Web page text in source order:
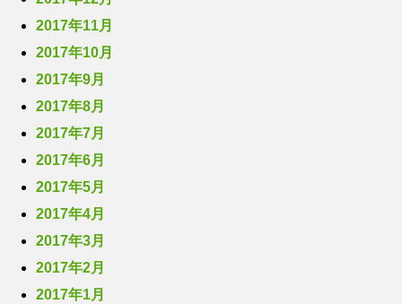
2017年11月
2017年10月
2017年9月
2017年8月
2017年7月
2017年6月
2017年5月
2017年4月
2017年3月
2017年2月
2017年1月